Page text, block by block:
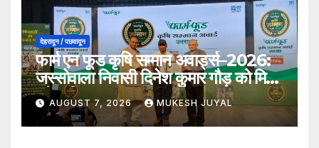
देहरादून / पछवादून
फार्म एन फूड कृषि सम्मान अवार्ड्स–2026:
जस्सोवाला निवासी दिनेश कुमार गौड़ को मिला
श्रेष्ठ किसान पुरस्कार
AUGUST 7, 2026 MUKESH JUYAL